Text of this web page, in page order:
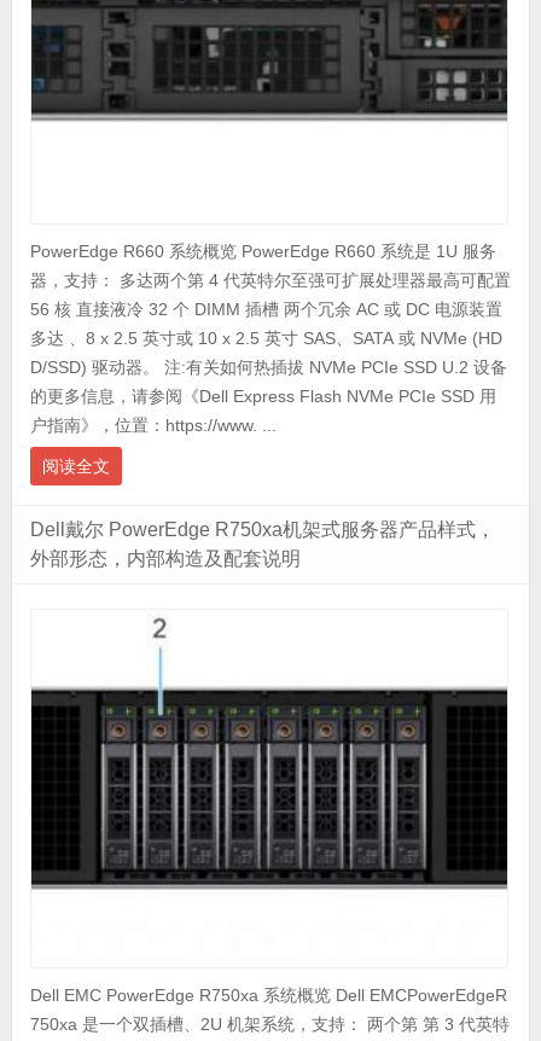
PowerEdge R660 系统概览 PowerEdge R660 系统是 1U 服务
器，支持： 多达两个第 4 代英特尔至强可扩展处理器最高可配置
56 核 直接液冷 32 个 DIMM 插槽 两个冗余 AC 或 DC 电源装置
多达 、8 x 2.5 英寸或 10 x 2.5 英寸 SAS、SATA 或 NVMe (HD
D/SSD) 驱动器。 注:有关如何热插拔 NVMe PCIe SSD U.2 设备
的更多信息，请参阅《Dell Express Flash NVMe PCIe SSD 用
户指南》，位置：https://www. ...
阅读全文
Dell戴尔 PowerEdge R750xa机架式服务器产品样式，
外部形态，内部构造及配套说明
Dell EMC PowerEdge R750xa 系统概览 Dell EMCPowerEdgeR
750xa 是一个双插槽、2U 机架系统，支持： 两个第 第 3 代英特